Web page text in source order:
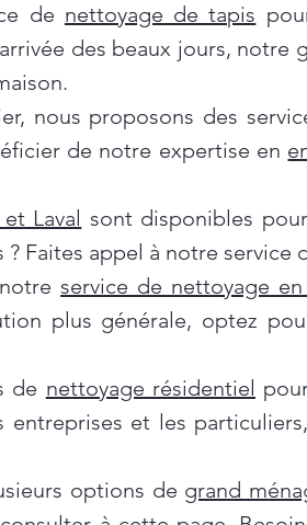
de nettoyage de tapis
des beaux jours, notre
nous proposons des
de notre expertise en
Laval sont disponibles
Faites appel à notre service
notreservice de nettoyage
plus générale, optez
de nettoyage résidentiel
entreprises et les
options de grand